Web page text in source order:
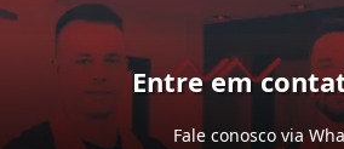
Entre em
Fale conosco via